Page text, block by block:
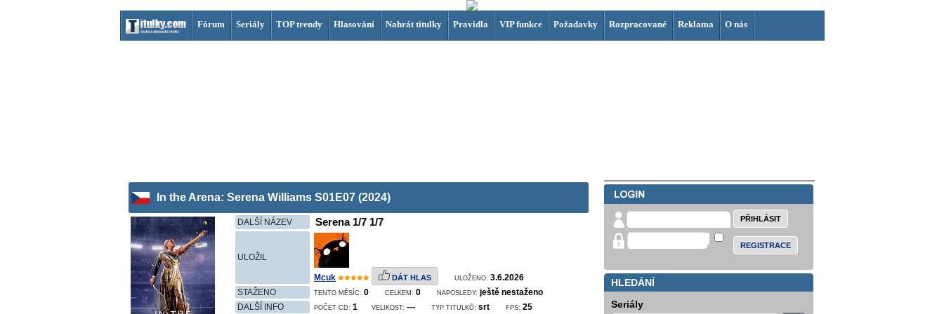
Fórum Seriály TOP trendy Hlasování Nahrát titulky Pravidla VIP funkce Požadavky Rozpracované Reklama O nás
In the Arena: Serena Williams S01E07 (2024)
DALŠÍ NÁZEV Serena 1/7 1/7
ULOŽIL
Mcuk DÁT HLAS ULOŽENO: 3.6.2026
STAŽENO
TENTO MĚSÍC: 0 CELKEM: 0 NAPOSLEDY: ještě nestaženo
DALŠÍ INFO
POČET CD: 1 VELIKOST: --- TYP TITULKŮ: srt FPS: 25
REGISTRACE
HLEDÁNÍ
Seriály